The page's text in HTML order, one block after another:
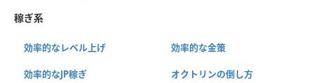
稼ぎ系
効率的なレベル上げ 効率的な金策
効率的なJP稼ぎ オクトリンの倒し方